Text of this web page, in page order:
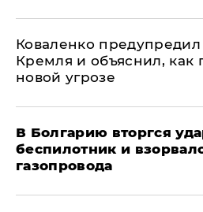
Коваленко
Кремля и объяснил, как
новой угрозе
В Болгарию вторгся
беспилотник и
газопровода